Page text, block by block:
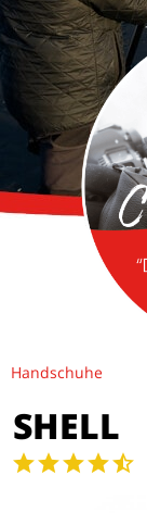
Handschuhe
SHELL